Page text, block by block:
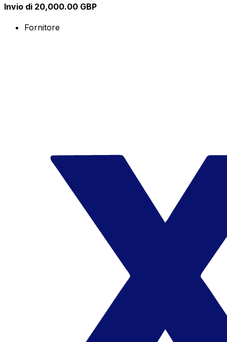
Invio di 20,000.00 GBP
Fornitore